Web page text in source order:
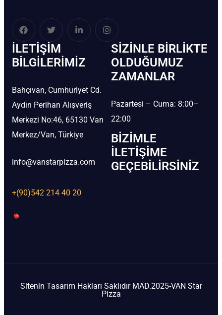
İLETIŞIM
BİLGILERIMIZ
Bahçıvan, Cumhuriyet Cd.
Aydın Perihan Alışveriş
Merkezi No:46, 65130 Van
Merkez/Van, Türkiye
info@vanstarpizza.com
+(90)542 214 40 20
SIZINLE BIRLIKTE
OLDUĞUMUZ
ZAMANLAR
Pazartesi – Cuma: 8:00–
22:00
BIZIMLE
İLETIŞIME
GEÇEBILIRSINIZ
Sitenin Tasarım Hakları Saklıdır MAD.2025-VAN Star
Pizza